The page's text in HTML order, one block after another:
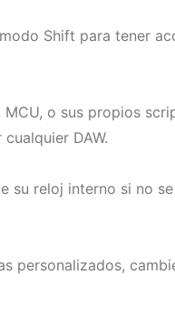
Shift para tener
o sus propios
DAW.
su reloj interno si no
personalizados,